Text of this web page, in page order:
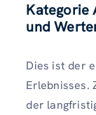
Kategorie
und
Dies ist der
Erlebnisses.
der